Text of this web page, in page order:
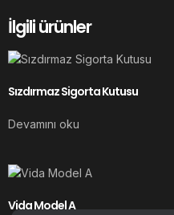
İlgili ürünler
Sızdırmaz Sigorta Kutusu
Devamını oku
Vida Model A